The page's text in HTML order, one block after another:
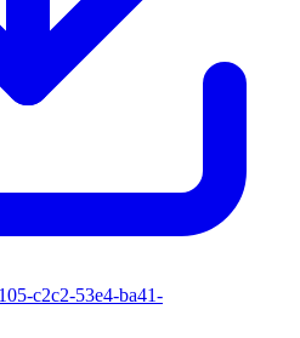
c2c2-53e4-ba41-